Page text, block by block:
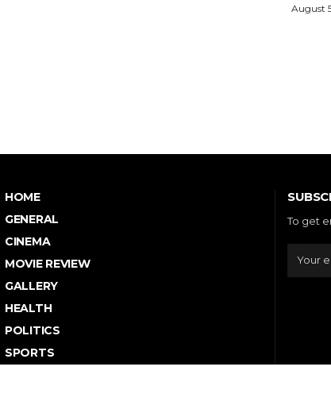
August
HOME
GENERAL
CINEMA
MOVIE REVIEW
GALLERY
HEALTH
POLITICS
SPORTS
To get